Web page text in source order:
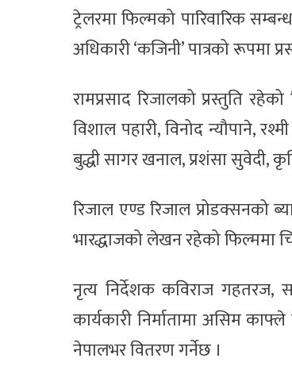
ट्रेलरमा फिल्मको पारिवारिक
अधिकारी ‘कजिनी’ पात्रको रूपमा
रामप्रसाद रिजालको प्रस्तुति
विशाल पहारी, विनोद न्यौपाने,
बुद्धी सागर खनाल, प्रशंसा सुवेदी,
रिजाल एण्ड रिजाल प्रोडक्सनको
भारद्धाजको लेखन रहेको फिल्ममा
नृत्य निर्देशक कविराज गहतरज,
कार्यकारी निर्मातामा असिम
नेपालभर वितरण गर्नेछ ।